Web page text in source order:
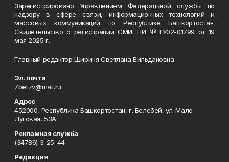
Зарегистрировано Управлением Федеральной службы по
надзору в сфере связи, информационных технологий и
массовых коммуникаций по Республике Башкортостан.
Свидетельство о регистрации СМИ: ПИ №ТУ02-01799 от 19
мая 2025 г.
Главный редактор Шириня Светлана Вильдановна
Эл. почта
7belizv@mail.ru
Адрес
452000, Республика Башкортостан, г. Белебей, ул. Мало
Луговая, 53А
Рекламная служба
(34786) 3-25-44
Редакция